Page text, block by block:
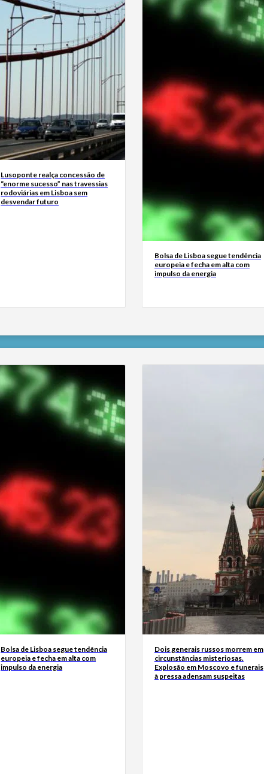
Lusoponte realça concessão de
“enorme sucesso” nas travessias
rodoviárias em Lisboa sem
desvendar futuro
Bolsa de Lisboa segue tendência
europeia e fecha em alta com
impulso da energia
Bolsa de Lisboa segue tendência
europeia e fecha em alta com
impulso da energia
Dois generais russos morrem em
circunstâncias misteriosas.
Explosão em Moscovo e funerais
à pressa adensam suspeitas